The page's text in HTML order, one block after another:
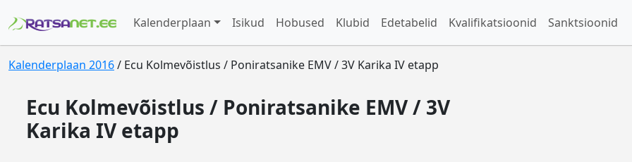
Kalenderplaan Isikud Hobused Klubid Edetabelid Kvalifikatsioonid Sanktsioonid
Kalenderplaan 2016/ Ecu Kolmevõistlus / Poniratsanike EMV / 3V Karika IV etapp
Ecu Kolmevõistlus / Poniratsanike EMV / 3V
Karika IV etapp